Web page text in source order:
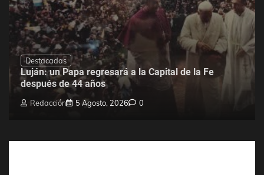
Destacadas
Luján: un Papa regresará a la Capital de la Fe
después de 44 años
Redacción 5 Agosto, 2026 0